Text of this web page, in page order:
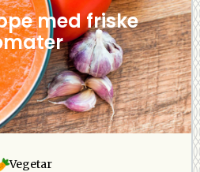
med friske
Vegetar